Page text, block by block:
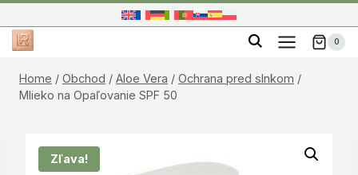
to
content
0
Home / Obchod / Aloe Vera / Ochrana pred slnkom /
Mlieko na Opaľovanie SPF 50
Zľava!